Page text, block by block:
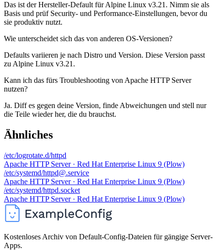
Das ist der Hersteller-Default für Alpine Linux v3.21. Nimm sie als
Basis und prüf Security- und Performance-Einstellungen, bevor du
sie produktiv nutzt.
Wie unterscheidet sich das von anderen OS-Versionen?
Defaults variieren je nach Distro und Version. Diese Version passt
zu Alpine Linux v3.21.
Kann ich das fürs Troubleshooting von Apache HTTP Server
nutzen?
Ja. Diff es gegen deine Version, finde Abweichungen und stell nur
die Teile wieder her, die du brauchst.
Ähnliches
/etc/logrotate.d/httpd
Apache HTTP Server · Red Hat Enterprise Linux 9 (Plow)
/etc/systemd/httpd@.service
Apache HTTP Server · Red Hat Enterprise Linux 9 (Plow)
/etc/systemd/httpd.socket
Apache HTTP Server · Red Hat Enterprise Linux 9 (Plow)
Kostenloses Archiv von Default-Config-Dateien für gängige Server-
Apps.